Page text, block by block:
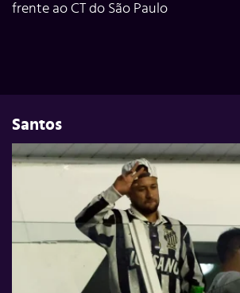
frente ao CT do São Paulo
Santos